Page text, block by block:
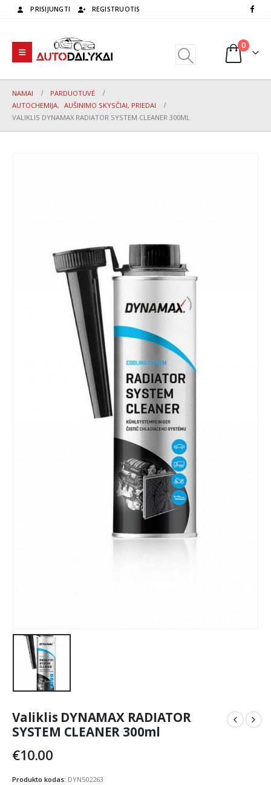
PRISIJUNGTI REGISTRUOTIS
0
NAMAI
PARDUOTUVĖ
AUTOCHEMIJA, AUŠINIMO SKYSČIAI, PRIEDAI
VALIKLIS DYNAMAX RADIATOR SYSTEM CLEANER 300ML
Valiklis DYNAMAX RADIATOR
SYSTEM CLEANER 300ml
€10.00
Produkto kodas: DYN502263